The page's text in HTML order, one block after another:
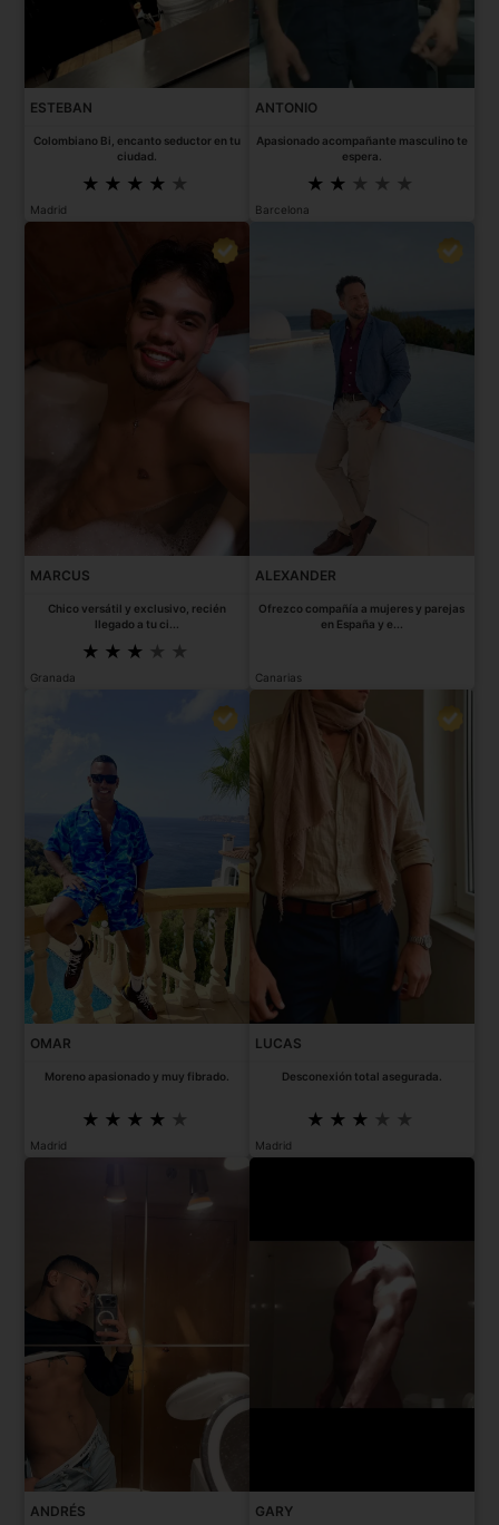
ESTEBAN
Colombiano Bi, encanto seductor en tu
ciudad.
Madrid
ANTONIO
Apasionado acompañante masculino te
espera.
Barcelona
MARCUS
Chico versátil y exclusivo, recién
llegado a tu ci...
Granada
ALEXANDER
Ofrezco compañía a mujeres y parejas
en España y e...
Canarias
OMAR
Moreno apasionado y muy fibrado.
Madrid
LUCAS
Desconexión total asegurada.
Madrid
ANDRÉS GARY